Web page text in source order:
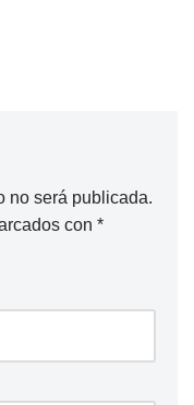
no será publicada.
con *